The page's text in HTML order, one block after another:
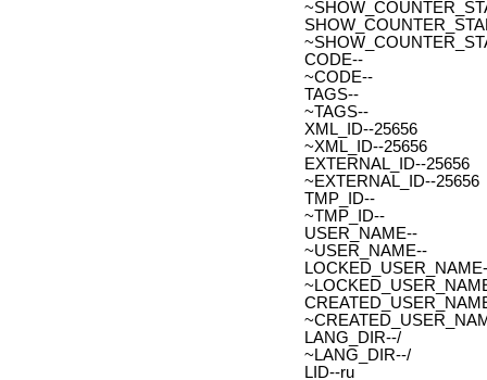
CODE--
~CODE--
TAGS--
~TAGS--
XML_ID--25656
~XML_ID--25656
EXTERNAL_ID--25656
~EXTERNAL_ID--25656
TMP_ID--
~TMP_ID--
USER_NAME--
~USER_NAME--
LANG_DIR--/
~LANG_DIR--/
LID--ru